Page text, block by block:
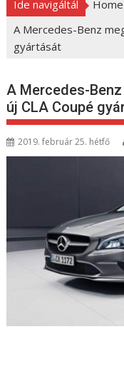
Ide navigáltál Home
A Mercedes-Benz
gyártását
A Mercedes-
új CLA Coupé
2019. február 25. hétfő